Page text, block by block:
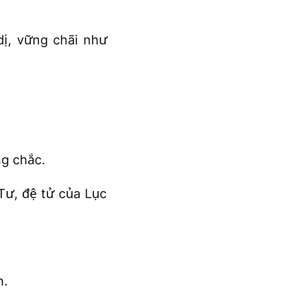
vững chãi như
chắc.
đệ tử của Lục